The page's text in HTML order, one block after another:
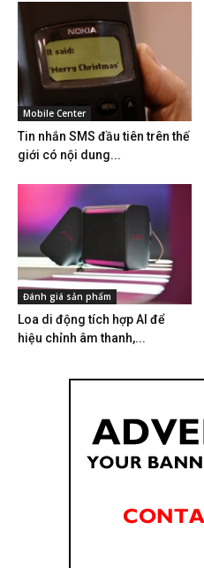
Mobile Center
Tin nhắn SMS đầu tiên trên thế
giới có nội dung...
Đánh giá sản phẩm
Loa di động tích hợp AI để
hiệu chỉnh âm thanh,...